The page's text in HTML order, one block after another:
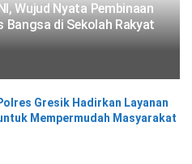
Wujud Nyata Pembinaan
Bangsa di Sekolah Rakyat
Gresik Hadirkan Layanan
Mempermudah Masyarakat